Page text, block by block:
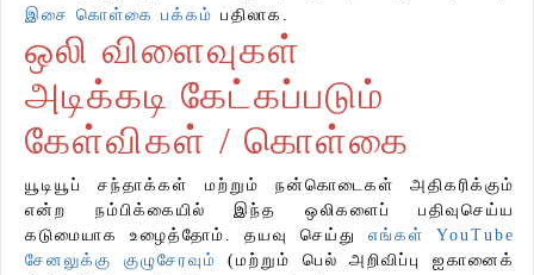
இசை கொள்கை பக்கம் பதிலாக.
ஒலி விளைவுகள்
அடிக்கடி கேட்கப்படும்
கேள்விகள் / கொள்கை
யூடியூப் சந்தாக்கள் மற்றும் நன்கொடைகள் அதிகரிக்கும்
என்ற நம்பிக்கையில் இந்த ஒலிகளைப் பதிவுசெய்ய
கடுமையாக உழைத்தோம். தயவு செய்து எங்கள் YouTube
சேனலுக்கு குழுசேரவும்
(மற்றும் பெல் அறிவிப்பு ஐகானைக்